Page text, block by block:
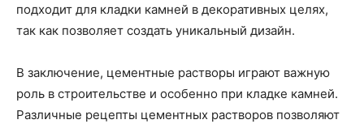
подходит для кладки камней в декоративных целях,
так как позволяет создать уникальный дизайн.
В заключение, цементные растворы играют важную
роль в строительстве и особенно при кладке камней.
Различные рецепты цементных растворов позволяют